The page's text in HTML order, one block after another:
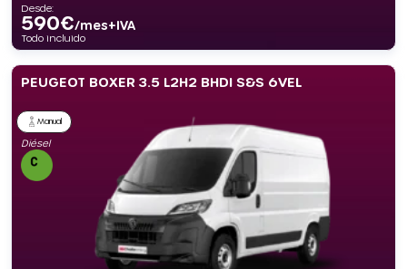
Desde:
590€/mes+IVA
Todo incluido
PEUGEOT BOXER 3.5 L2H2 BHDI S&S 6VEL
Manual
Diésel